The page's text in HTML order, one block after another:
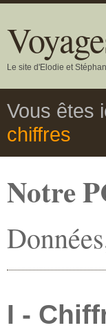
Le site d'Elodie et
Vous êtes
chiffres
Notre
I -